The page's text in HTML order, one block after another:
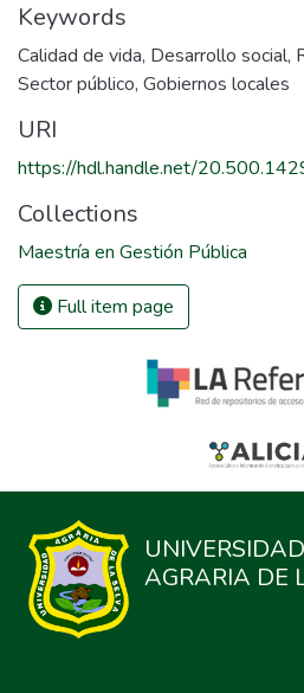
Keywords
Calidad de vida, Desarrollo social,
Sector público, Gobiernos locales
URI
https://hdl.handle.net/
Collections
Maestría en Gestión Pública
Full item page
AGRARIA DE